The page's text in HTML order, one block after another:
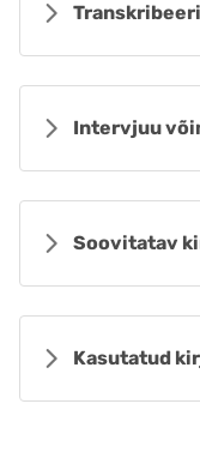
Intervjuu
Soovitatav
Kasutatud